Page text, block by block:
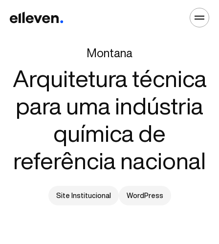
Montana
Arquitetura técnica
para uma indústria
química de
referência nacional
Site Institucional WordPress